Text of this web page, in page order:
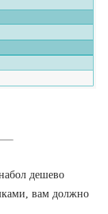
дешево
вам должно